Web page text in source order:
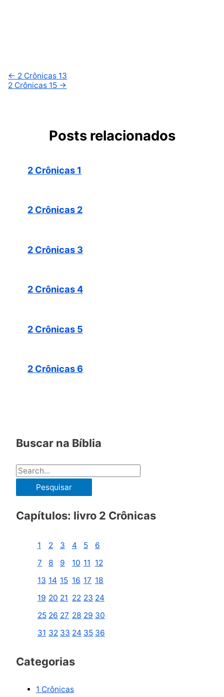
← 2 Crônicas 13
2 Crônicas 15 →
Posts relacionados
2 Crônicas 1
2 Crônicas 2
2 Crônicas 3
2 Crônicas 4
2 Crônicas 5
2 Crônicas 6
Buscar na Bíblia
P
q
Capítulos: livro 2 Crônicas
1 2 3 4 5
6
7
8 9 10 11 12
13 14 15 16 17 18
19 20 21 22 23 24
25 26 27 28 29 30
31 32 33 24 35 36
Categorias
1 Crônicas